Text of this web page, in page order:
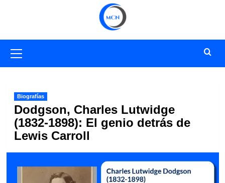
primario
Biografías
Dodgson, Charles Lutwidge
(1832-1898): El genio detrás de
Lewis Carroll